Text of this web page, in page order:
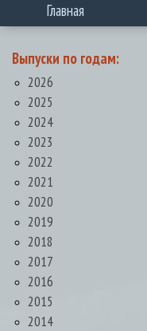
Главная
Выпуски по годам:
2026
2025
2024
2023
2022
2021
2020
2019
2018
2017
2016
2015
2014